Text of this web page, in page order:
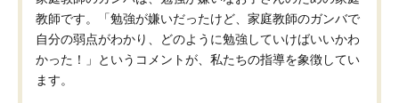
教師です。「勉強が嫌いだったけど、家庭教師のガンバで
自分の弱点がわかり、どのように勉強していけばいいかわ
かった！」というコメントが、私たちの指導を象徴してい
ます。